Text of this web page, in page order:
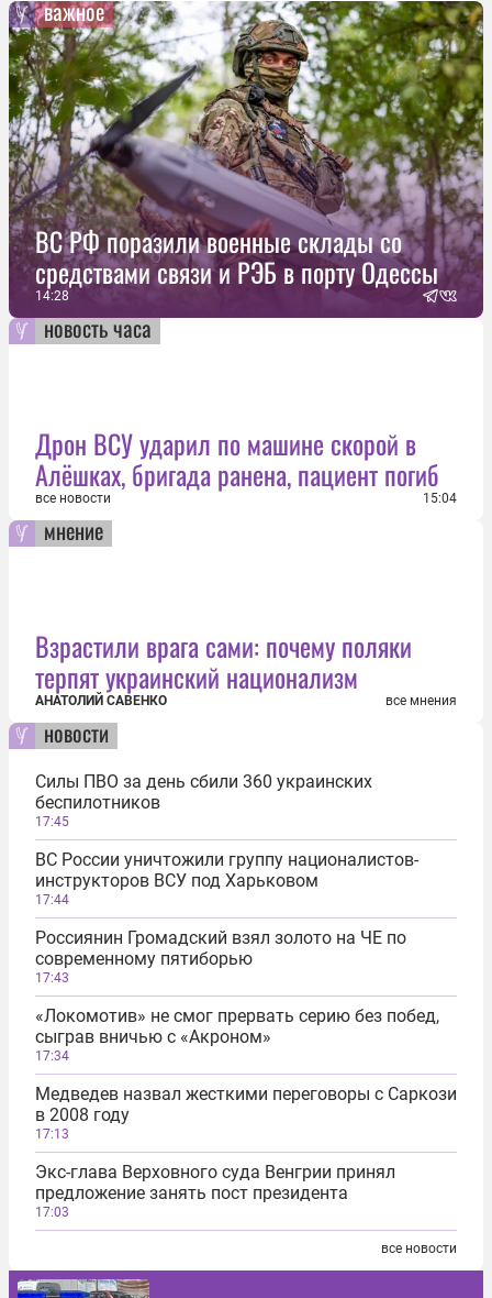
важное
ВС РФ поразили военные склады со
средствами связи и РЭБ в порту Одессы
14:28
новость часа
Дрон ВСУ ударил по машине скорой в
Алёшках, бригада ранена, пациент погиб
все новости 15:04
мнение
Взрастили врага сами: почему поляки
терпят украинский национализм
АНАТОЛИЙ САВЕНКО все мнения
новости
Силы ПВО за день сбили 360 украинских
беспилотников
17:45
ВС России уничтожили группу националистов-
инструкторов ВСУ под Харьковом
17:44
Россиянин Громадский взял золото на ЧЕ по
современному пятиборью
17:43
«Локомотив» не смог прервать серию без побед,
сыграв вничью с «Акроном»
17:34
Медведев назвал жесткими переговоры с Саркози
в 2008 году
17:13
Экс-глава Верховного суда Венгрии принял
предложение занять пост президента
17:03
все новости